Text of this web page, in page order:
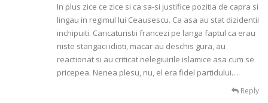
In plus zice ce zice si ca sa-si justifice pozitia de capra si
lingau in regimul lui Ceausescu. Ca asa au stat dizidentii
inchipuiti. Caricaturistii francezi pe langa faptul ca erau
niste stangaci idioti, macar au deschis gura, au
reactionat si au criticat nelegiuirile islamice asa cum se
pricepea. Nenea plesu, nu, el era fidel partidului….
Reply